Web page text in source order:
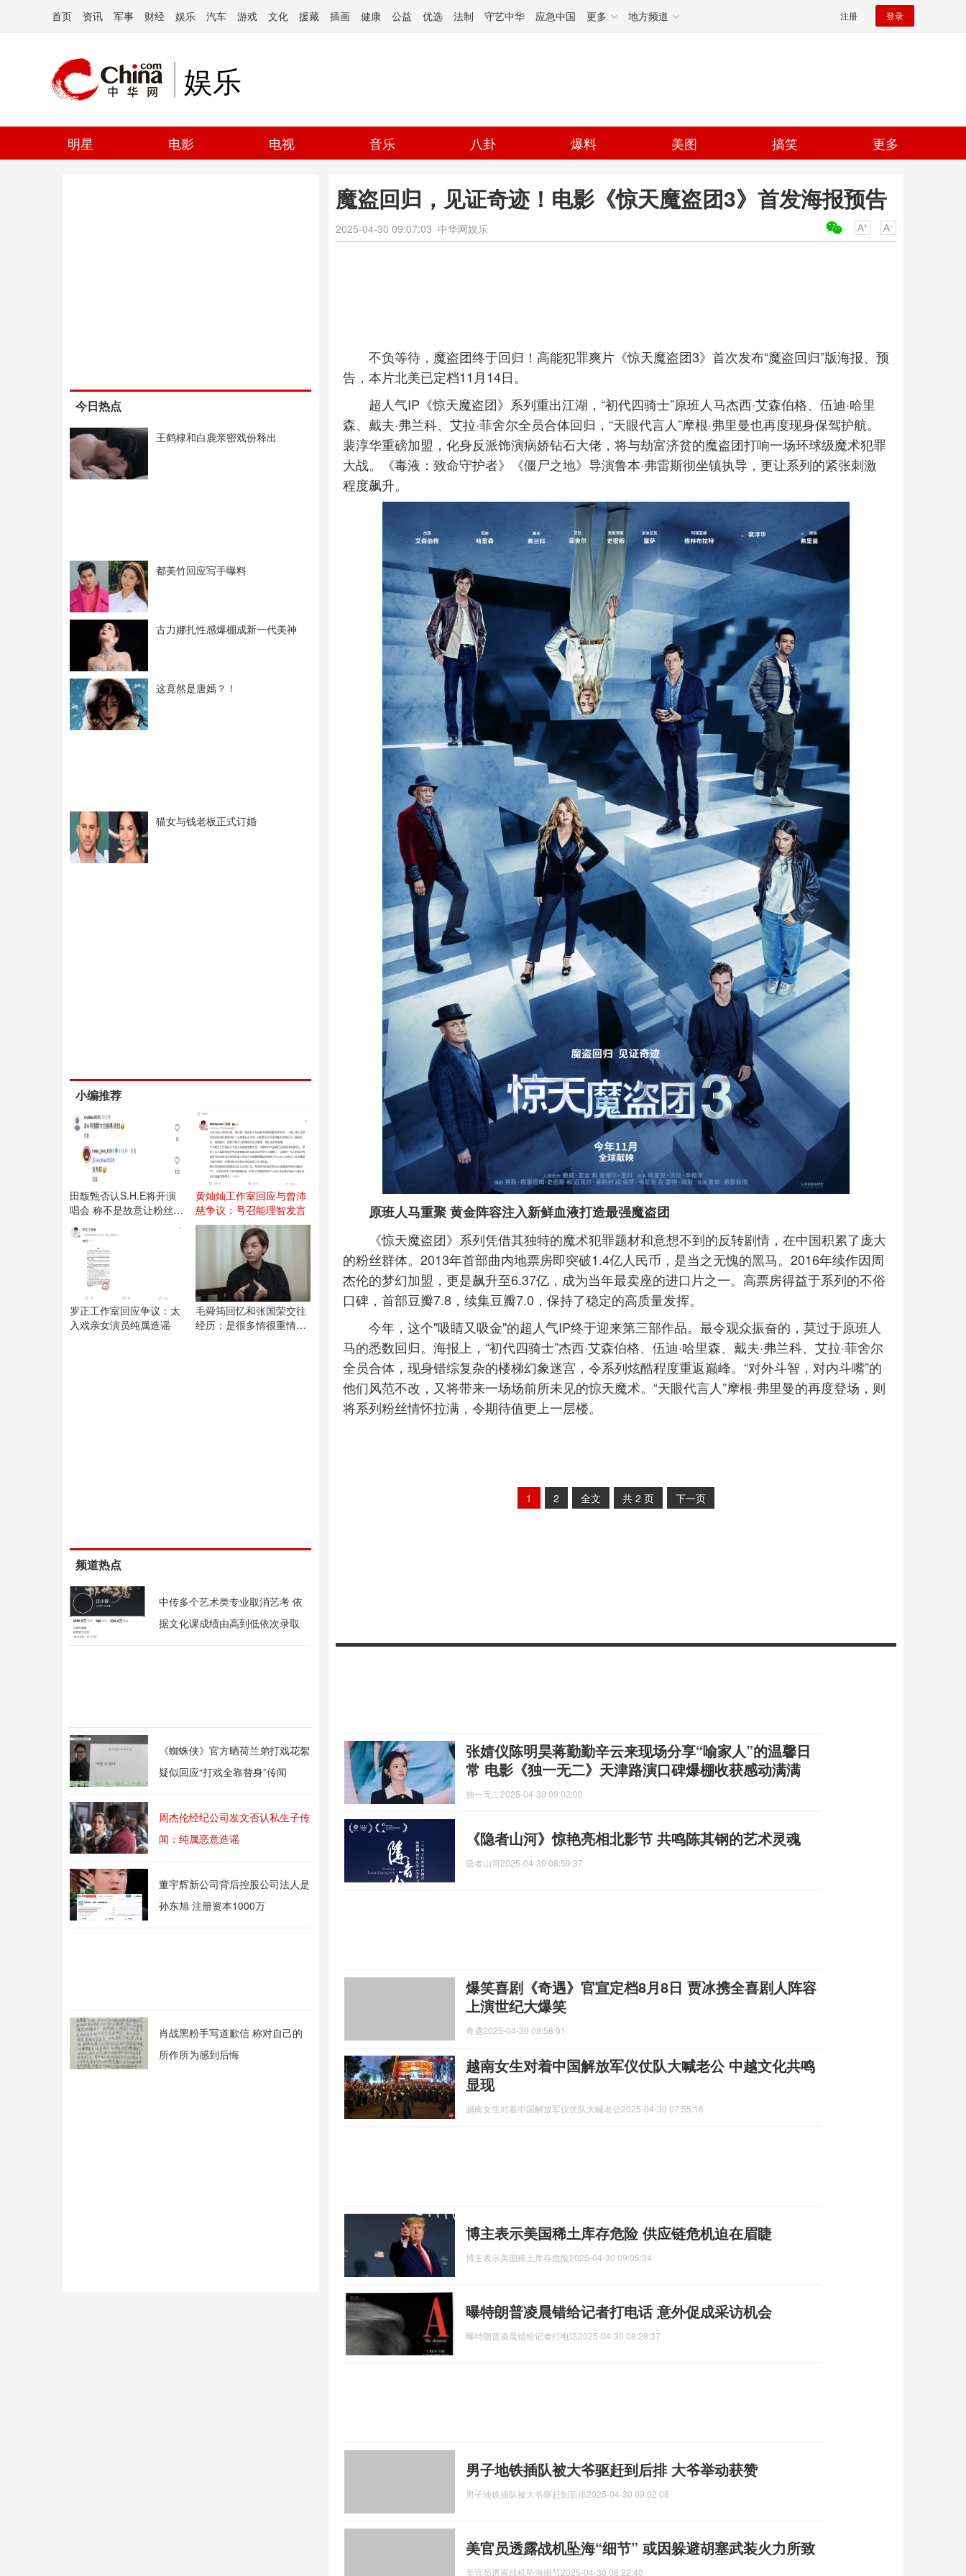
首页 资讯 军事 财经 娱乐 汽车 游戏 文化 援藏 插画 健康 公益 优选 法制 守艺中华 应急中国 更多 地方频道 注册 登录
娱乐
明星 电影 电视 音乐 八卦 爆料 美图 搞笑 更多
今日热点
王鹤棣和白鹿亲密戏份释出
都美竹回应写手曝料
古力娜扎性感爆棚成新一代美神
这竟然是唐嫣？！
猫女与钱老板正式订婚
小编推荐
田馥甄否认S.H.E将开演
唱会 称不是故意让粉丝失
望
黄灿灿工作室回应与曾沛
慈争议：号召能理智发言
罗正工作室回应争议：太
入戏亲女演员纯属造谣
毛舜筠回忆和张国荣交往
经历：是很多情很重情的
频道热点
中传多个艺术类专业取消艺考 依
据文化课成绩由高到低依次录取
《蜘蛛侠》官方晒荷兰弟打戏花絮
疑似回应“打戏全靠替身”传闻
周杰伦经纪公司发文否认私生子传
闻：纯属恶意造谣
董宇辉新公司背后控股公司法人是
孙东旭 注册资本1000万
肖战黑粉手写道歉信 称对自己的
所作所为感到后悔
魔盗回归，见证奇迹！电影《惊天魔盗团3》首发海报预告
2025-04-30 09:07:03 中华网娱乐
不负等待，魔盗团终于回归！高能犯罪爽片《惊天魔盗团3》首次发布“魔盗回归”版海报、预
告，本片北美已定档11月14日。
超人气IP《惊天魔盗团》系列重出江湖，“初代四骑士”原班人马杰西·艾森伯格、伍迪·哈里
森、戴夫·弗兰科、艾拉·菲舍尔全员合体回归，“天眼代言人”摩根·弗里曼也再度现身保驾护航。
裴淳华重磅加盟，化身反派饰演病娇钻石大佬，将与劫富济贫的魔盗团打响一场环球级魔术犯罪
大战。《毒液：致命守护者》《僵尸之地》导演鲁本·弗雷斯彻坐镇执导，更让系列的紧张刺激
程度飙升。
原班人马重聚 黄金阵容注入新鲜血液打造最强魔盗团
《惊天魔盗团》系列凭借其独特的魔术犯罪题材和意想不到的反转剧情，在中国积累了庞大
的粉丝群体。2013年首部曲内地票房即突破1.4亿人民币，是当之无愧的黑马。2016年续作因周
杰伦的梦幻加盟，更是飙升至6.37亿，成为当年最卖座的进口片之一。高票房得益于系列的不俗
口碑，首部豆瓣7.8，续集豆瓣7.0，保持了稳定的高质量发挥。
今年，这个"吸睛又吸金"的超人气IP终于迎来第三部作品。最令观众振奋的，莫过于原班人
马的悉数回归。海报上，“初代四骑士”杰西·艾森伯格、伍迪·哈里森、戴夫·弗兰科、艾拉·菲舍尔
全员合体，现身错综复杂的楼梯幻象迷宫，令系列炫酷程度重返巅峰。“对外斗智，对内斗嘴”的
他们风范不改，又将带来一场场前所未见的惊天魔术。“天眼代言人”摩根·弗里曼的再度登场，则
将系列粉丝情怀拉满，令期待值更上一层楼。
1 2 全文 共 2 页 下一页
张婧仪陈明昊蒋勤勤辛云来现场分享“喻家人”的温馨日
常 电影《独一无二》天津路演口碑爆棚收获感动满满
独一无二2025-04-30 09:02:00
《隐者山河》惊艳亮相北影节 共鸣陈其钢的艺术灵魂
隐者山河2025-04-30 08:59:37
爆笑喜剧《奇遇》官宣定档8月8日 贾冰携全喜剧人阵容
上演世纪大爆笑
奇遇2025-04-30 08:58:01
越南女生对着中国解放军仪仗队大喊老公 中越文化共鸣
显现
越南女生对着中国解放军仪仗队大喊老公2025-04-30 07:55:16
博主表示美国稀土库存危险 供应链危机迫在眉睫
博主表示美国稀土库存危险2025-04-30 09:05:34
曝特朗普凌晨错给记者打电话 意外促成采访机会
曝特朗普凌晨错给记者打电话2025-04-30 08:28:37
男子地铁插队被大爷驱赶到后排 大爷举动获赞
男子地铁插队被大爷驱赶到后排2025-04-30 09:02:08
美官员透露战机坠海“细节” 或因躲避胡塞武装火力所致
美官员透露战机坠海细节2025-04-30 08:22:40